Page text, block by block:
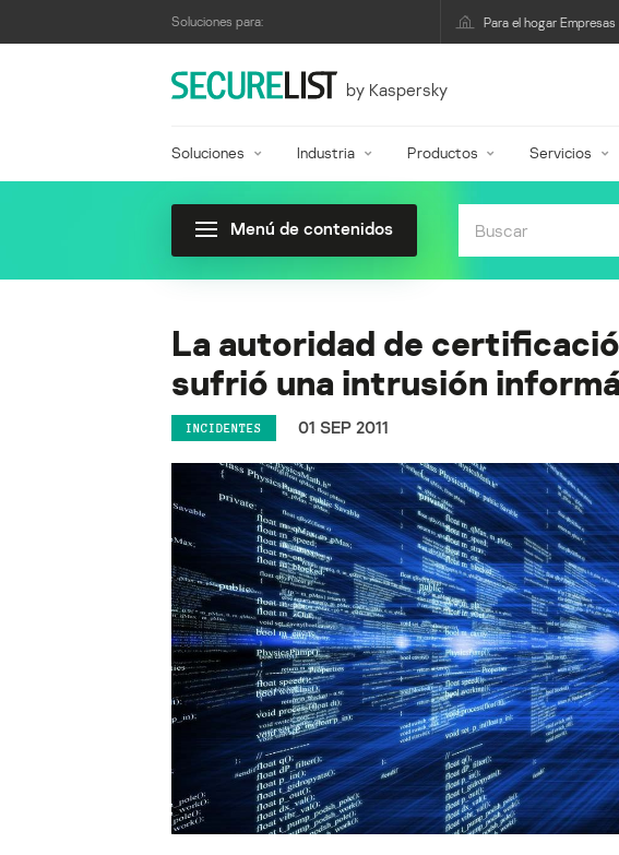
Soluciones para: Para el hogar
by Kaspersky
Soluciones Industria Productos Servicios
Menú de contenidos
La autoridad de
sufrió una intrusión
INCIDENTES 01 SEP 2011